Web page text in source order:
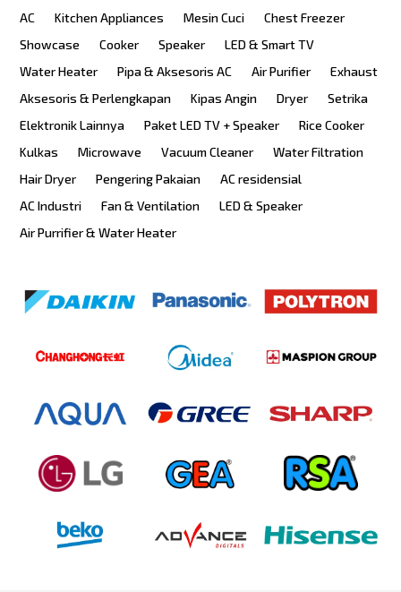
AC Kitchen Appliances Mesin Cuci
Chest Freezer
Showcase
Cooker Speaker
LED & Smart TV
Water Heater
Pipa & Aksesoris AC Air Purifier
Exhaust
Aksesoris & Perlengkapan
Kipas Angin Dryer
Setrika
Elektronik Lainnya
Paket LED TV + Speaker
Rice Cooker
Kulkas
Microwave Vacuum Cleaner
Water Filtration
Hair Dryer
Pengering Pakaian
AC residensial
AC Industri
Fan & Ventilation
LED & Speaker
Air Purrifier & Water Heater